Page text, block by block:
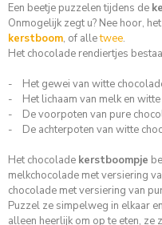
Een beetje puzzelen tijdens de
Onmogelijk zegt u? Nee hoor,
kerstboom, of alletwee.
Het chocolade rendiertjes
- Het gewei van witte
- Het lichaam van melk en
- De voorpoten van pure
- De achterpoten van witte
Het chocolade kerstboompje
melkchocolade met versiering
chocolade met versiering van
Puzzel ze simpelweg in elkaar
alleen heerlijk om op te eten, ze